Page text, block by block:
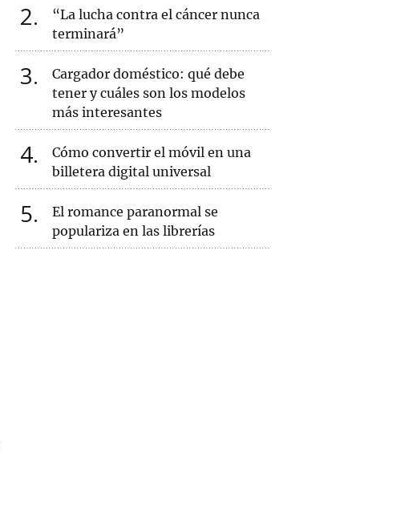
2
“La lucha contra el cáncer nunca
terminará”
3
Cargador doméstico: qué debe
tener y cuáles son los modelos
más interesantes
4
Cómo convertir el móvil en una
billetera digital universal
5
El romance paranormal se
populariza en las librerías